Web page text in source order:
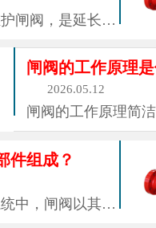
立在每一口油井的井
同一个多枝杈的金属
采油树，油气开采
也最...
闸阀，是延长其
需平稳转动手轮，
致阀杆损坏或密
关闭阀门时，要
动状态，避免在
闸阀的工作原理
2026.05.12
闸阀的工作原理简
旋转手轮带动阀杆
而驱动闸板在阀体内
运动。当闸板完全
可沿阀体通道顺畅
门处于全开状态;当
件组成？
中，闸阀以其结